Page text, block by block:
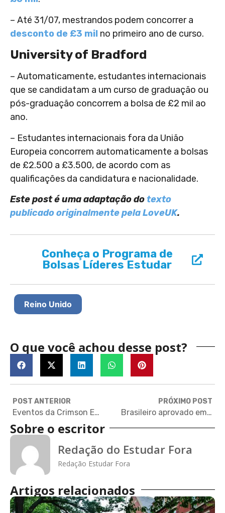
– Até 31/07, mestrandos podem concorrer a
desconto de £3 mil no primeiro ano de curso.
University of Bradford
– Automaticamente, estudantes internacionais
que se candidatam a um curso de graduação ou
pós-graduação concorrem a bolsa de £2 mil ao
ano.
– Estudantes internacionais fora da União
Europeia concorrem automaticamente a bolsas
de £2.500 a £3.500, de acordo com as
qualificações da candidatura e nacionalidade.
Este post é uma adaptação dotexto
publicado originalmente pela LoveUK.
Conheça o Programa de
Bolsas Líderes Estudar
Reino Unido
O que você achou desse post?
POST ANTERIOR
Eventos da Crimson Education esclarecem dúvidas sobre candidatura a universidades estrangeiras
PRÓXIMO POST
Brasileiro aprovado em Dartmouth compartilha dicas sobre application
Sobre o escritor
Redação do Estudar Fora
Redação Estudar Fora
Artigos relacionados